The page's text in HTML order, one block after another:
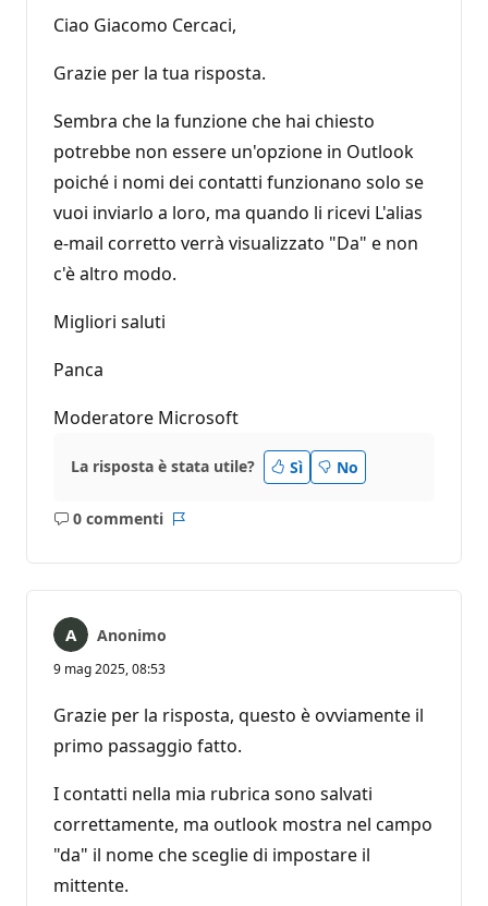
Ciao Giacomo Cercaci,
Grazie per la tua risposta.
Sembra che la funzione che hai chiesto
potrebbe non essere un'opzione in Outlook
poiché i nomi dei contatti funzionano solo se
vuoi inviarlo a loro, ma quando li ricevi L'alias
e-mail corretto verrà visualizzato "Da" e non
c'è altro modo.
Migliori saluti
Panca
Moderatore Microsoft
La risposta è stata utile? Sì No
0 commenti
Nessun
Anonimo
9 mag 2025, 08:53
Grazie per la risposta, questo è ovviamente il
primo passaggio fatto.
I contatti nella mia rubrica sono salvati
correttamente, ma outlook mostra nel campo
"da" il nome che sceglie di impostare il
mittente.